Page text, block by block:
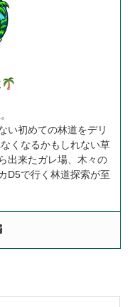
い初めての林道をデリ
くなるかもしれない草
出来たガレ場、木々の
D5で行く林道探索が至